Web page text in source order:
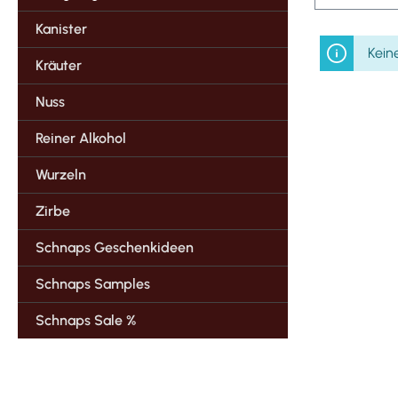
Kanister
Kräuter
Nuss
Reiner Alkohol
Wurzeln
Zirbe
Schnaps Geschenkideen
Schnaps Samples
Schnaps Sale %